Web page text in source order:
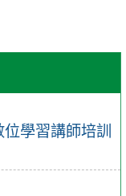
學習講師培訓